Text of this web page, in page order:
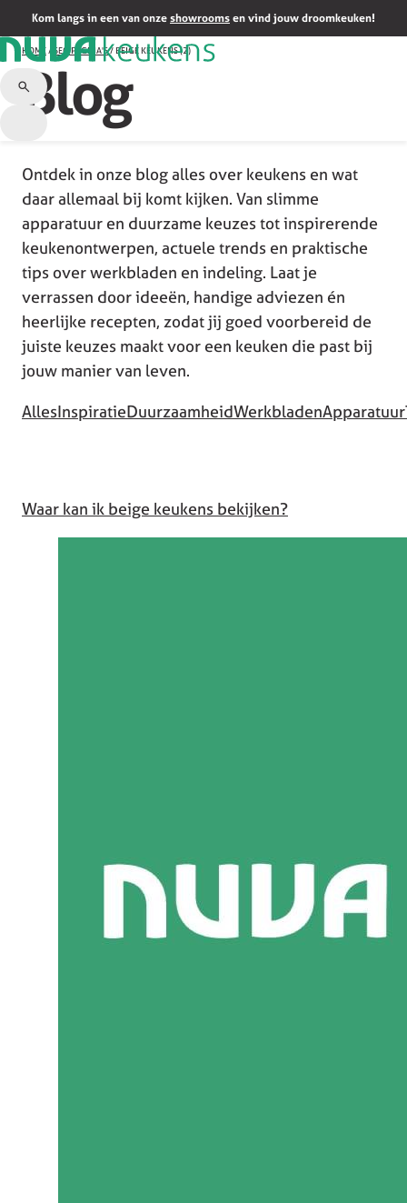
Kom langs in een van onze showrooms en vind jouw droomkeuken!
HOME/ SEO PAGINA'S/ BEIGE KEUKENS (2)
Blog
Ontdek in onze blog alles over keukens en wat
daar allemaal bij komt kijken. Van slimme
apparatuur en duurzame keuzes tot inspirerende
keukenontwerpen, actuele trends en praktische
tips over werkbladen en indeling. Laat je
verrassen door ideeën, handige adviezen én
heerlijke recepten, zodat jij goed voorbereid de
juiste keuzes maakt voor een keuken die past bij
jouw manier van leven.
AllesInspiratieDuurzaamheidWerkbladenApparatuur
Waar kan ik beige keukens bekijken?